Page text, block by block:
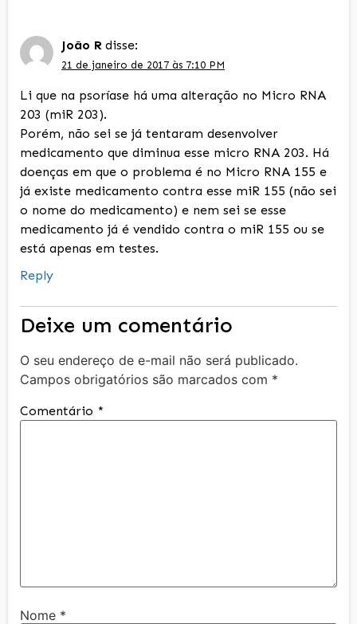
João R disse:
21 de janeiro de 2017 às 7:10 PM
Li que na psoríase há uma alteração no Micro RNA
203 (miR 203).
Porém, não sei se já tentaram desenvolver
medicamento que diminua esse micro RNA 203. Há
doenças em que o problema é no Micro RNA 155 e
já existe medicamento contra esse miR 155 (não sei
o nome do medicamento) e nem sei se esse
medicamento já é vendido contra o miR 155 ou se
está apenas em testes.
Reply
Deixe um comentário
O seu endereço de e-mail não será publicado.
Campos obrigatórios são marcados com *
Comentário *
Nome *